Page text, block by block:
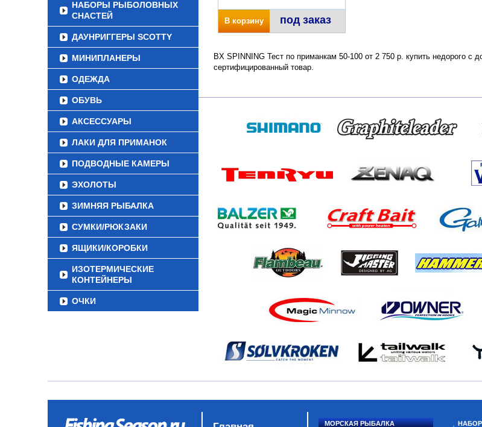
НАБОРЫ РЫБОЛОВНЫХ
СНАСТЕЙ
ДАУНРИГГЕРЫ SCOTTY
МИНИПЛАНЕРЫ
ОДЕЖДА
ОБУВЬ
АКСЕССУАРЫ
ЛАКИ ДЛЯ ПРИМАНОК
ПОДВОДНЫЕ КАМЕРЫ
ЭХОЛОТЫ
ЗИМНЯЯ РЫБАЛКА
СУМКИ/РЮКЗАКИ
ЯЩИКИ/КОРОБКИ
ИЗОТЕРМИЧЕСКИЕ
КОНТЕЙНЕРЫ
ОЧКИ
В корзину под заказ
BX SPINNING Тест по приманкам 50-100 от 2 750 р. купить недорого с
сертифицированный товар.
МОРСКАЯ РЫБАЛКА